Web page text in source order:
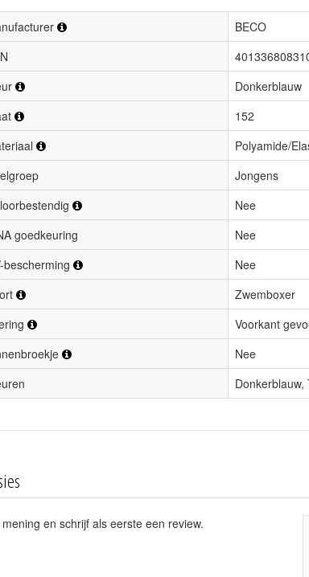
BECO
Donkerblauw
152
Polyamide/
Jongens
Nee
goedkeuring
Nee
bescherming
Nee
Zwemboxer
Voorkant
Nee
Donkerblauw,
en schrijf als eerste een review.